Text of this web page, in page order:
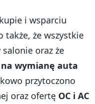
i wsparciu
także, że wszystkie
oraz że
na wymianę auta
przytoczono
oraz ofertę OC i AC